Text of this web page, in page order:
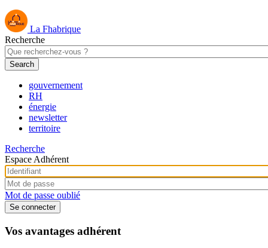
La Fhabrique
Recherche
gouvernement
RH
énergie
newsletter
territoire
Recherche
Espace Adhérent
Mot de passe oublié
Vos avantages adhérent